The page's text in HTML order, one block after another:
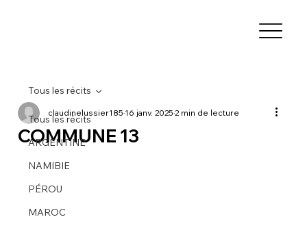
Tous les récits
ARGENTINE
NAMIBIE
PÉROU
MAROC
Tous les récits
COMMUNE 13
claudinelussier18516 janv. 20252 min de lecture